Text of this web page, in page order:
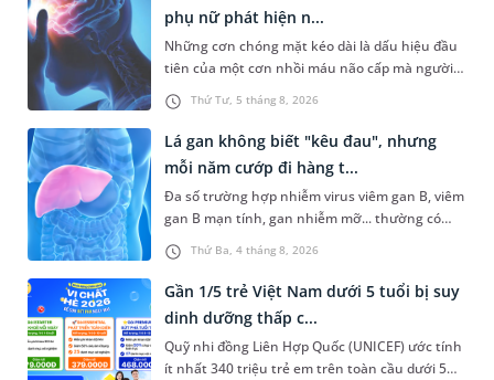
Thứ Tư, 5 tháng 8, 2026
phụ nữ phát hiện n...
Những cơn chóng mặt kéo dài là dấu hiệu đầu
tiên của một cơn nhồi máu não cấp mà người
bệnh không hề hay biết. Tại BVĐK MEDLATEC,
chiến lược chẩn đoán chính...
Thứ Ba, 4 tháng 8, 2026
Lá gan không biết "kêu đau", nhưng
mỗi năm cướp đi hàng t...
Đa số trường hợp nhiễm virus viêm gan B, viêm
gan B mạn tính, gan nhiễm mỡ... thường có
dấu hiệu mờ nhạt, hoặc không có dấu hiệu.
Đây có thể là con đường dẫn...
Gần 1/5 trẻ Việt Nam dưới 5 tuổi bị suy
dinh dưỡng thấp c...
Quỹ nhi đồng Liên Hợp Quốc (UNICEF) ước tính
ít nhất 340 triệu trẻ em trên toàn cầu dưới 5